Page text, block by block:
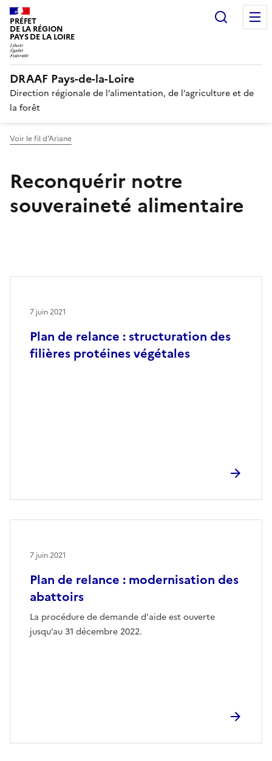
PRÉFET
DE LA RÉGION
PAYS DE LA LOIRE
DRAAF Pays-de-la-Loire
Direction régionale de l’alimentation, de l’agriculture et de
la forêt
Voir le fil d'Ariane
Reconquérir notre
souveraineté alimentaire
Plan de relance : structuration des
filières protéines végétales
7 juin 2021
Plan de relance : modernisation des
abattoirs
La procédure de demande d'aide est ouverte
jusqu’au 31 décembre 2022.
7 juin 2021